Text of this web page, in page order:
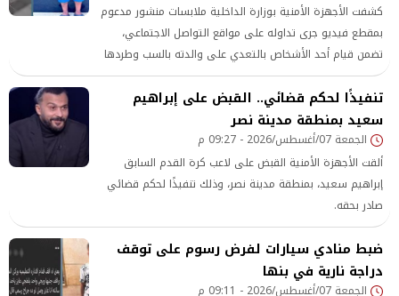
كشفت الأجهزة الأمنية بوزارة الداخلية ملابسات منشور مدعوم
بمقطع فيديو جرى تداوله على مواقع التواصل الاجتماعي،
تضمن قيام أحد الأشخاص بالتعدي على والدته بالسب وطردها
من مسكنها بمنطقة دار السلام في القاهرة.
تنفيذًا لحكم قضائي.. القبض على إبراهيم
سعيد بمنطقة مدينة نصر
الجمعة 07/أغسطس/2026 - 09:27 م
ألقت الأجهزة الأمنية القبض على لاعب كرة القدم السابق
إبراهيم سعيد، بمنطقة مدينة نصر، وذلك تنفيذًا لحكم قضائي
صادر بحقه.
ضبط منادي سيارات لفرض رسوم على توقف
دراجة نارية في بنها
الجمعة 07/أغسطس/2026 - 09:11 م